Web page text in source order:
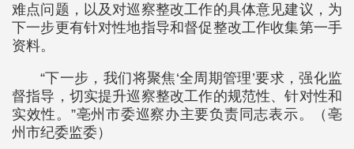
难点问题，以及对巡察整改工作的具体意见建议，为
下一步更有针对性地指导和督促整改工作收集第一手
资料。
“下一步，我们将聚焦‘全周期管理’要求，强化监
督指导，切实提升巡察整改工作的规范性、针对性和
实效性。”亳州市委巡察办主要负责同志表示。（亳
州市纪委监委）